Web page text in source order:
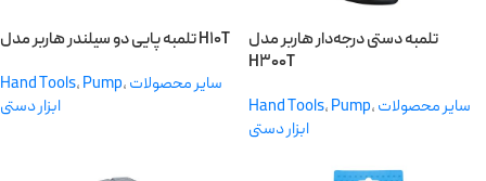
تلمبه پایی دو سیلندر هاربر مدل H۱۰T
Hand Tools,Pump,سایر محصولات
ابزار دستی
تلمبه دستی درجه‌دار هاربر مدل
H۳۰۰T
Hand Tools,Pump,سایر محصولات
ابزار دستی